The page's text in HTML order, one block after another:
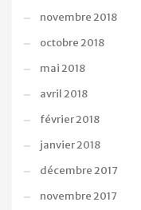
novembre 2018
octobre 2018
mai 2018
avril 2018
février 2018
janvier 2018
décembre 2017
novembre 2017